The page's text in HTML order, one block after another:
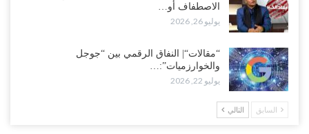
الاصطفاف أو…
يوليو 26, 2026
“مقالات“| النفاق الرقمي بين “جوجل
والخوارزميات”:…
يوليو 22, 2026
السابق التالي